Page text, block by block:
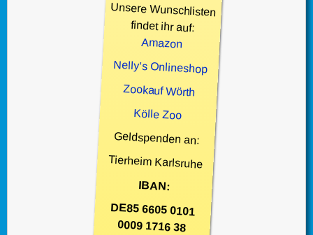
Unsere Wunschlisten
findet ihr auf:
Amazon
Nelly’s Onlineshop
Zookauf Wörth
Kölle Zoo
Geldspenden an:
Tierheim Karlsruhe
IBAN:
DE85 6605 0101
0009 1716 38